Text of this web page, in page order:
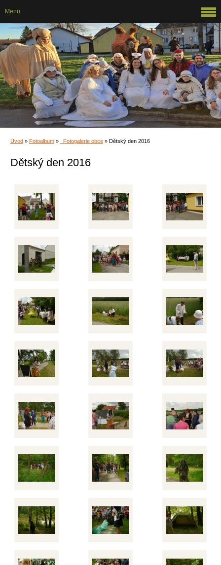
Úvod » Fotoalbum » _Fotogalerie obce » Dětský den 2016
Dětský den 2016
Menu